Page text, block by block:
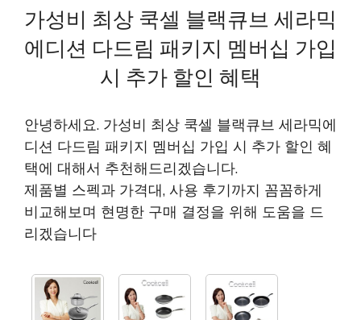
가성비 최상 쿡셀 블랙큐브 세라믹
에디션 다드림 패키지 멤버십 가입
시 추가 할인 혜택
안녕하세요. 가성비 최상 쿡셀 블랙큐브 세라믹에
디션 다드림 패키지 멤버십 가입 시 추가 할인 혜
택에 대해서 추천해드리겠습니다.
제품별 스펙과 가격대, 사용 후기까지 꼼꼼하게
비교해보며 현명한 구매 결정을 위해 도움을 드
리겠습니다